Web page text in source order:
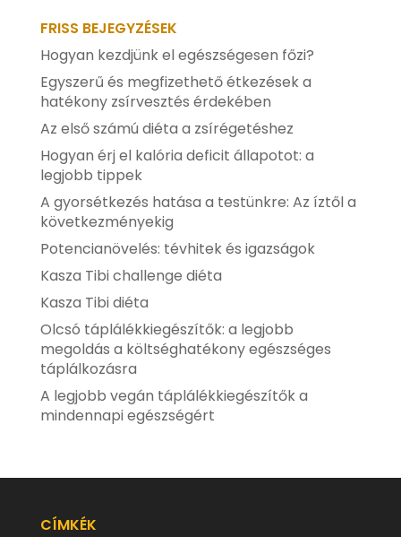
FRISS BEJEGYZÉSEK
Hogyan kezdjünk el egészségesen főzi?
Egyszerű és megfizethető étkezések a
hatékony zsírvesztés érdekében
Az első számú diéta a zsírégetéshez
Hogyan érj el kalória deficit állapotot: a
legjobb tippek
A gyorsétkezés hatása a testünkre: Az íztől a
következményekig
Potencianövelés: tévhitek és igazságok
Kasza Tibi challenge diéta
Kasza Tibi diéta
Olcsó táplálékkiegészítők: a legjobb
megoldás a költséghatékony egészséges
táplálkozásra
A legjobb vegán táplálékkiegészítők a
mindennapi egészségért
CÍMKÉK